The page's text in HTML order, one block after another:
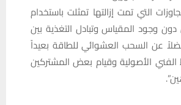
التي تمت إزالتها تمثلت باستخدام
دون وجود المقياس وتبادل التغذية بين
عن السحب العشوائي للطاقة بعيداً
الفني الأصولية وقيام بعض المشتركين